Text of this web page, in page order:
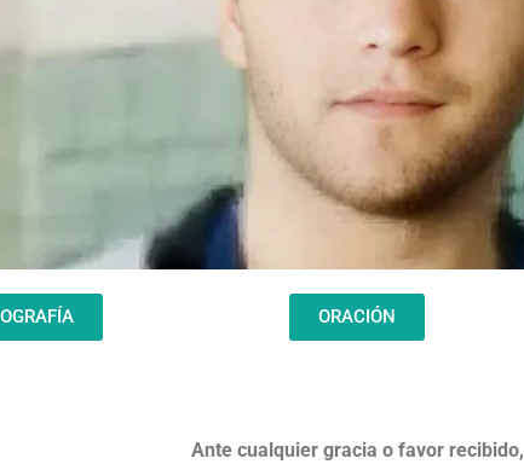
ORACIÓN
Ante cualquier gracia o favor recibido,